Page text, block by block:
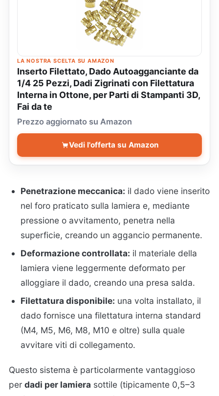
LA NOSTRA SCELTA SU AMAZON
Inserto Filettato, Dado Autoagganciante da
1/4 25 Pezzi, Dadi Zigrinati con Filettatura
Interna in Ottone, per Parti di Stampanti 3D,
Fai da te
Prezzo aggiornato su Amazon
Vedi l'offerta su Amazon
Penetrazione meccanica: il dado viene inserito
nel foro praticato sulla lamiera e, mediante
pressione o avvitamento, penetra nella
superficie, creando un aggancio permanente.
Deformazione controllata: il materiale della
lamiera viene leggermente deformato per
alloggiare il dado, creando una presa salda.
Filettatura disponibile: una volta installato, il
dado fornisce una filettatura interna standard
(M4, M5, M6, M8, M10 e oltre) sulla quale
avvitare viti di collegamento.
Questo sistema è particolarmente vantaggioso
per dadi per lamiera sottile (tipicamente 0,5–3